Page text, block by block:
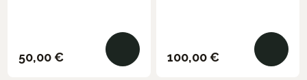
Regulärer Preis:
50,00 € Regulärer Preis:
100,00 €